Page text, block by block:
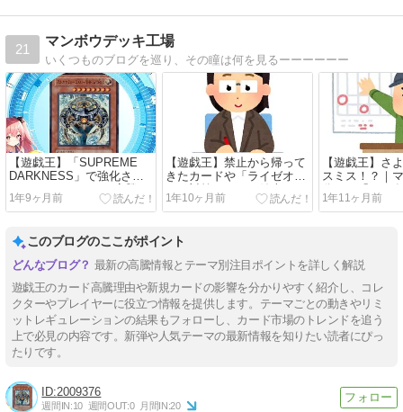
21
マンボウデッキ工場
いくつものブログを巡り、その瞳は何を見るーーーーーー
【遊戯王】「SUPREME
DARKNESS」で強化され
たテーマのカードが高騰
中！？|マンボウでも分かる
き森のアステーリャ】【天
威龍アシュナ】【デスペラ
ード・リボルバー・ドラゴ
ン】【スペース・オマジナ
イ・ウサギ】
1年9ヶ月前
【遊戯王】禁止から帰って
きたカードや「ライゼオ
ル」対策カードが値上がり
中！|マンボウでも分かる
ョン振り返り」！？【超魔
導竜騎士－ドラグーン・オ
ブ・レッドアイズ】【十二
獣ドランシア】【水晶機巧
－グリオンガンド】【月女
神の鏃】【聖王の粉砕】
1年10ヶ月前
【遊戯王】さ
スミス！？｜
分かる「2024
リミットレギ
1年11ヶ月前
このブログのここがポイント
最新の高騰情報とテーマ別注目ポイントを詳しく解説
遊戯王のカード高騰理由や新規カードの影響を分かりやすく紹介し、コレ
クターやプレイヤーに役立つ情報を提供します。テーマごとの動きやリミ
ットレギュレーションの結果もフォローし、カード市場のトレンドを追う
上で必見の内容です。新弾や人気テーマの最新情報を知りたい読者にぴっ
たりです。
2009376
週間IN:10 週間OUT:0 月間IN:20